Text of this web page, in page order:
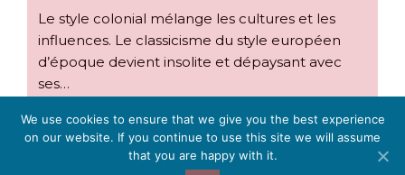
Le style colonial mélange les cultures et les
influences. Le classicisme du style européen
d’époque devient insolite et dépaysant avec
ses…
Choix peinture intérieure :informations légales
We use cookies to ensure that we give you the best experience
on our website. If you continue to use this site we will assume
that you are happy with it.